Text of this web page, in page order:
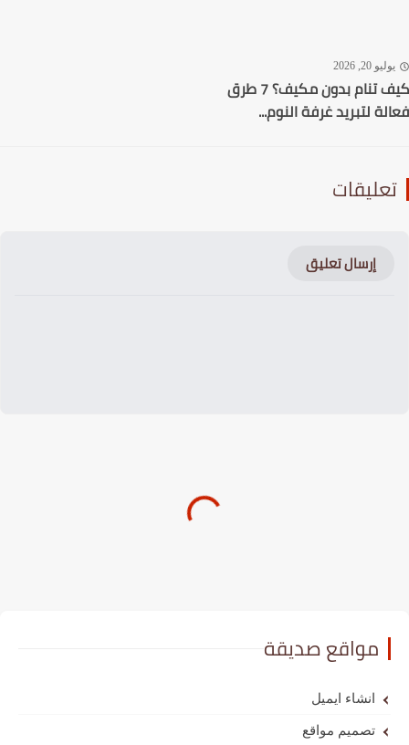
20, 2026
كيف تنام بدون مكيف؟ 7 طرق
لتبريد غرفة النوم...
إرسال تعليق
مواقع صديقة
انشاء ايميل
تصميم مواقع